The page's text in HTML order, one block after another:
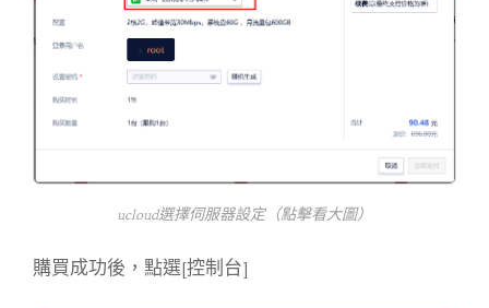
ucloud選擇伺服器設定（點擊看大圖）
購買成功後，點選[控制台]